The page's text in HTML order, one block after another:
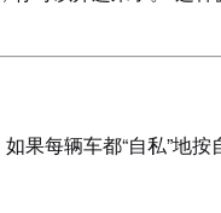
每辆车都“自私”地按